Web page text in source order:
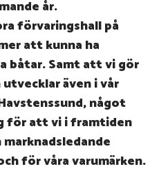
år.
förvaringshall på
att kunna ha
båtar. Samt att vi gör
även i vår
något
för att vi i framtiden
för våra varumärken.